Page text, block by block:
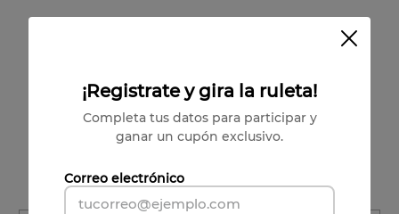
100% Pinot Noir
¡Registrate y gira la ruleta!
Completa tus datos para participar y
ganar un cupón exclusivo.
Correo electrónico